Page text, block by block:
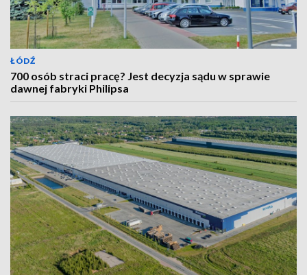
ŁÓDŹ
700 osób straci pracę? Jest decyzja sądu w sprawie
dawnej fabryki Philipsa